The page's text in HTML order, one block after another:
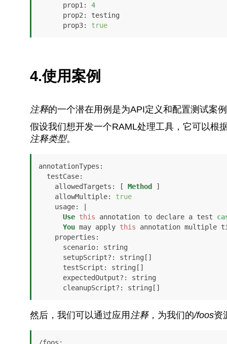
prop1 : 4
prop2 : testing
prop3: true
4.使用案例
注释的一个潜在用例是为API定义和配置测试案
假设我们想开发一个RAML处理工具，它可以根
注释类型。
annotationTypes :
testCase:
allowedTargets : [ Method
]
allowMultiple: true
usage: |
Use this annotation to declare a test
You may apply this annotation multiple
properties :
scenario: string
testScript : string[]
      cleanupScript?: string[]
然后，我们可以通过应用 注释，为我们的/foos资
/foos :